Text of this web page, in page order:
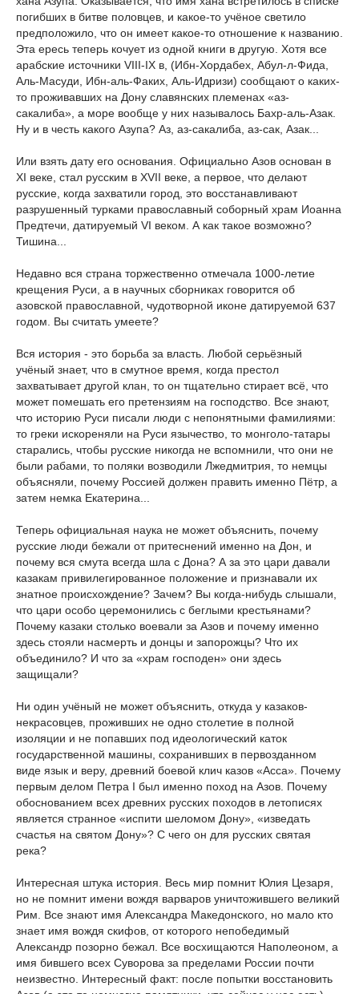
погибших в битве половцев, и какое-то учёное светило
предположило, что он имеет какое-то отношение к названию.
Эта ересь теперь кочует из одной книги в другую. Хотя все
арабские источники VIII-IX в, (Ибн-Хордабех, Абул-л-Фида,
Аль-Масуди, Ибн-аль-Факих, Аль-Идризи) сообщают о каких-
то проживавших на Дону славянских племенах «аз-
сакалиба», а море вообще у них называлось Бахр-аль-Азак.
Ну и в честь какого Азупа? Аз, аз-сакалиба, аз-сак, Азак...
Или взять дату его основания. Официально Азов основан в
XI веке, стал русским в XVII веке, а первое, что делают
русские, когда захватили город, это восстанавливают
разрушенный турками православный соборный храм Иоанна
Предтечи, датируемый VI веком. А как такое возможно?
Тишина...
Недавно вся страна торжественно отмечала 1000-летие
крещения Руси, а в научных сборниках говорится об
азовской православной, чудотворной иконе датируемой 637
годом. Вы считать умеете?
Вся история - это борьба за власть. Любой серьёзный
учёный знает, что в смутное время, когда престол
захватывает другой клан, то он тщательно стирает всё, что
может помешать его претензиям на господство. Все знают,
что историю Руси писали люди с непонятными фамилиями:
то греки искореняли на Руси язычество, то монголо-татары
старались, чтобы русские никогда не вспомнили, что они не
были рабами, то поляки возводили Лжедмитрия, то немцы
объясняли, почему Россией должен править именно Пётр, а
затем немка Екатерина...
Теперь официальная наука не может объяснить, почему
русские люди бежали от притеснений именно на Дон, и
почему вся смута всегда шла с Дона? А за это цари давали
казакам привилегированное положение и признавали их
знатное происхождение? Зачем? Вы когда-нибудь слышали,
что цари особо церемонились с беглыми крестьянами?
Почему казаки столько воевали за Азов и почему именно
здесь стояли насмерть и донцы и запорожцы? Что их
объединило? И что за «храм господен» они здесь
защищали?
Ни один учёный не может объяснить, откуда у казаков-
некрасовцев, проживших не одно столетие в полной
изоляции и не попавших под идеологический каток
государственной машины, сохранивших в первозданном
виде язык и веру, древний боевой клич казов «Асса». Почему
первым делом Петра I был именно поход на Азов. Почему
обоснованием всех древних русских походов в летописях
является странное «испити шеломом Дону», «изведать
счастья на святом Дону»? С чего он для русских святая
река?
Интересная штука история. Весь мир помнит Юлия Цезаря,
но не помнит имени вождя варваров уничтожившего великий
Рим. Все знают имя Александра Македонского, но мало кто
знает имя вождя скифов, от которого непобедимый
Александр позорно бежал. Все восхищаются Наполеоном, а
имя бившего всех Суворова за пределами России почти
неизвестно. Интересный факт: после попытки восстановить